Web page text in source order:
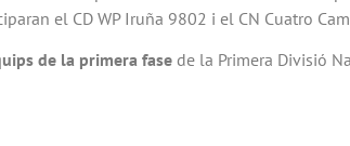
el CD WP Iruña 9802 i el CN Cuatro
de la primera fase de la Primera Divisió